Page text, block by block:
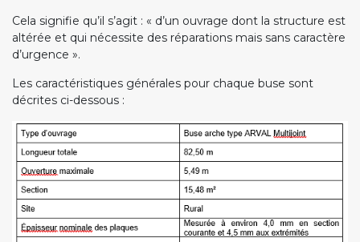
Cela signifie qu’il s’agit : « d’un ouvrage dont la structure est
altérée et qui nécessite des réparations mais sans caractère
d’urgence ».
Les caractéristiques générales pour chaque buse sont
décrites ci-dessous :